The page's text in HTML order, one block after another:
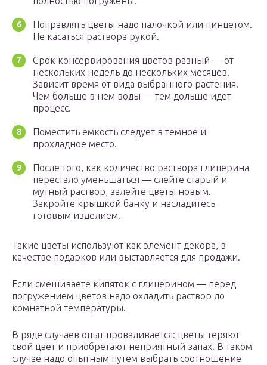
Поправлять цветы надо палочкой или пинцетом.
Не касаться раствора рукой.
Срок консервирования цветов разный — от
нескольких недель до нескольких месяцев.
Зависит время от вида выбранного растения.
Чем больше в нем воды — тем дольше идет
процесс.
Поместить емкость следует в темное и
прохладное место.
После того, как количество раствора глицерина
перестало уменьшаться — слейте старый и
мутный раствор, залейте цветы новым.
Закройте крышкой банку и насладитесь
готовым изделием.
Такие цветы используют как элемент декора, в
качестве подарков или выставляется для продажи.
Если смешиваете кипяток с глицерином — перед
погружением цветов надо охладить раствор до
комнатной температуры.
В ряде случаев опыт проваливается: цветы теряют
свой цвет и приобретают неприятный запах. В таком
случае надо опытным путем выбрать соотношение